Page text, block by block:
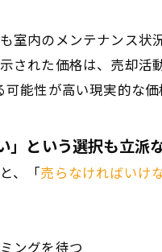
室内のメンテナンス状
された価格は、売却活
可能性が高い現実的な
」という選択も立派
、「売らなければいけ
ングを待つ